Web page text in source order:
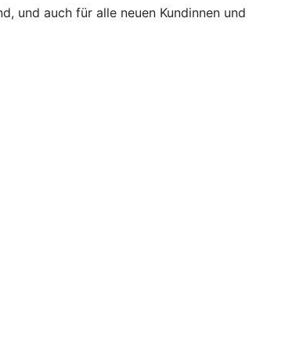
und auch für alle neuen Kundinnen und